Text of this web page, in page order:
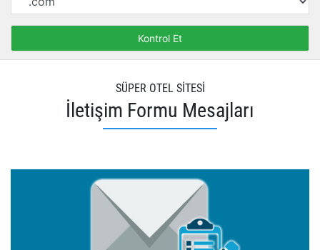
SÜPER OTEL SİTESİ
İletişim Formu Mesajları